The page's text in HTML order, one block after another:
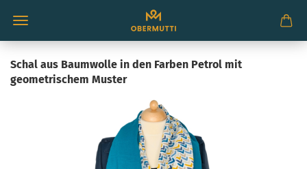
Schal aus Baumwolle in den Farben Petrol mit
geometrischem Muster